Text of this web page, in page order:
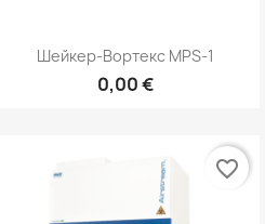
Быстрый просмотр
Шейкер-Вортекс MPS-1
0,00 €
favorite_border